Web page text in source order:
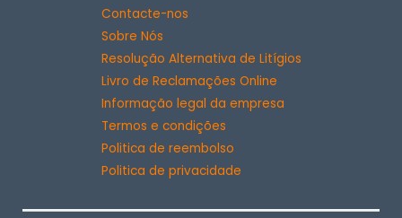
Contacte-nos
Sobre Nós
Resolução Alternativa de Litígios
Livro de Reclamações Online
Informação legal da empresa
Termos e condições
Politica de reembolso
Politica de privacidade